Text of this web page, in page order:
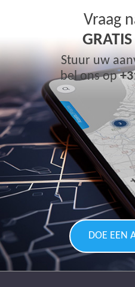
Vraag
Stuur uw
bel ons op
DOE EEN